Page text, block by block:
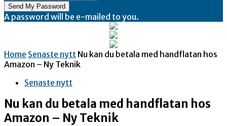
A password will be e-mailed to you.
Home Senaste nytt Nu kan du betala med handflatan hos
Amazon – Ny Teknik
Senaste nytt
Nu kan du betala med handflatan hos
Amazon – Ny Teknik